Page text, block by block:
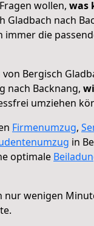
wollen, was
Gladbach nach
immer die
von Bergisch
nach Backnang,
umziehen
Firmenumzug,
in
optimale
nur wenigen